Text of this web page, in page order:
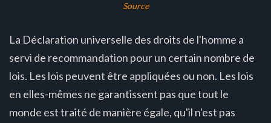
Source
La Déclaration universelle des droits de l'homme a
servi de recommandation pour un certain nombre de
lois. Les lois peuvent être appliquées ou non. Les lois
en elles-mêmes ne garantissent pas que tout le
monde est traité de manière égale, qu'il n'est pas